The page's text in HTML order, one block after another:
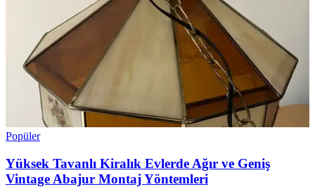
Popüler
Yüksek Tavanlı Kiralık Evlerde Ağır ve Geniş
Vintage Abajur Montaj Yöntemleri